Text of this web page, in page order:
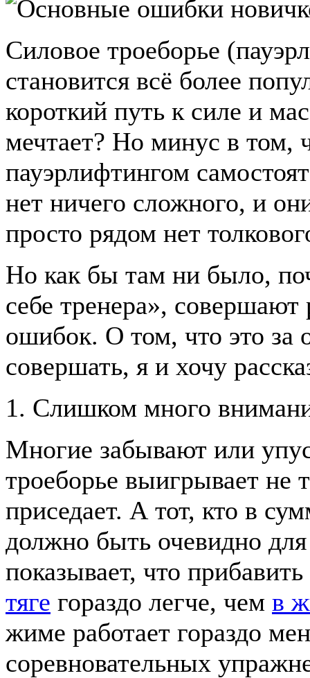
Силовое троеборье
становится всё более
короткий путь к силе и
мечтает? Но минус в том,
пауэрлифтингом
нет ничего сложного, и
просто рядом нет
Но как бы там ни было,
себе тренера»,
ошибок. О том, что это за
совершать, я и хочу
1. Слишком много
Многие забывают или
троеборье выигрывает не
приседает. А тот, кто в
должно быть очевидно
показывает, что
тяге гораздо легче, чем в
жиме работает гораздо
соревновательных